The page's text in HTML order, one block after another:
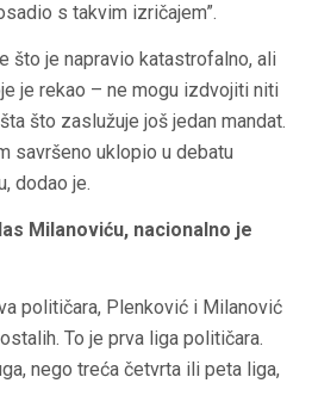
s takvim izričajem”.
što je napravio katastrofalno, ali
je rekao – ne mogu izdvojiti niti
što zaslužuje još jedan mandat.
savršeno uklopio u debatu
dodao je.
Milanoviću, nacionalno je
političara, Plenković i Milanović
To je prva liga političara.
nego treća četvrta ili peta liga,